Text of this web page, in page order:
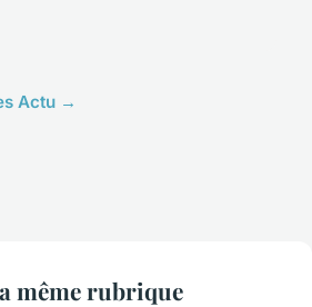
Actu →
même rubrique